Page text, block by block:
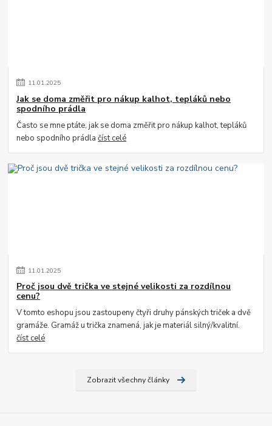
11.01.2025
Jak se doma změřit pro nákup kalhot, tepláků nebo
spodního prádla
Často se mne ptáte, jak se doma změřit pro nákup kalhot, tepláků
nebo spodního prádlačíst celé
11.01.2025
Proč jsou dvě trička ve stejné velikosti za rozdílnou
cenu?
V tomto eshopu jsou zastoupeny čtyři druhy pánských triček a dvě
gramáže. Gramáž u trička znamená, jak je materiál silný/kvalitní.
číst celé
Zobrazit všechny články